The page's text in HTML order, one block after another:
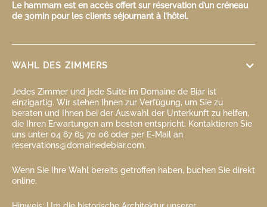
Le hammam est en accès offert sur réservation d’un créneau
de 30min pour les clients séjournant à l’hôtel.
WAHL DES ZIMMERS
Jedes Zimmer und jede Suite im Domaine de Biar ist
einzigartig. Wir stehen Ihnen zur Verfügung, um Sie zu
beraten und Ihnen bei der Auswahl der Unterkunft zu helfen,
die Ihren Erwartungen am besten entspricht. Kontaktieren Sie
uns unter 04 67 65 70 06 oder per E-Mail an
reservations@domainedebiar.com.
Wenn Sie Ihre Wahl bereits getroffen haben, buchen Sie direkt
online.